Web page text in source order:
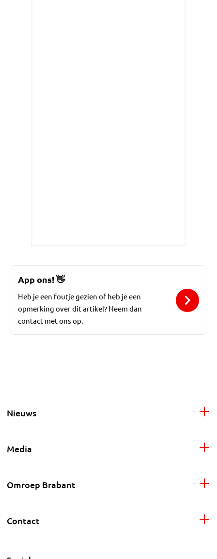
App ons!👋
Heb je een foutje gezien of heb je een
opmerking over dit artikel? Neem dan
contact met ons op.
Nieuws
Media
Omroep Brabant
Contact